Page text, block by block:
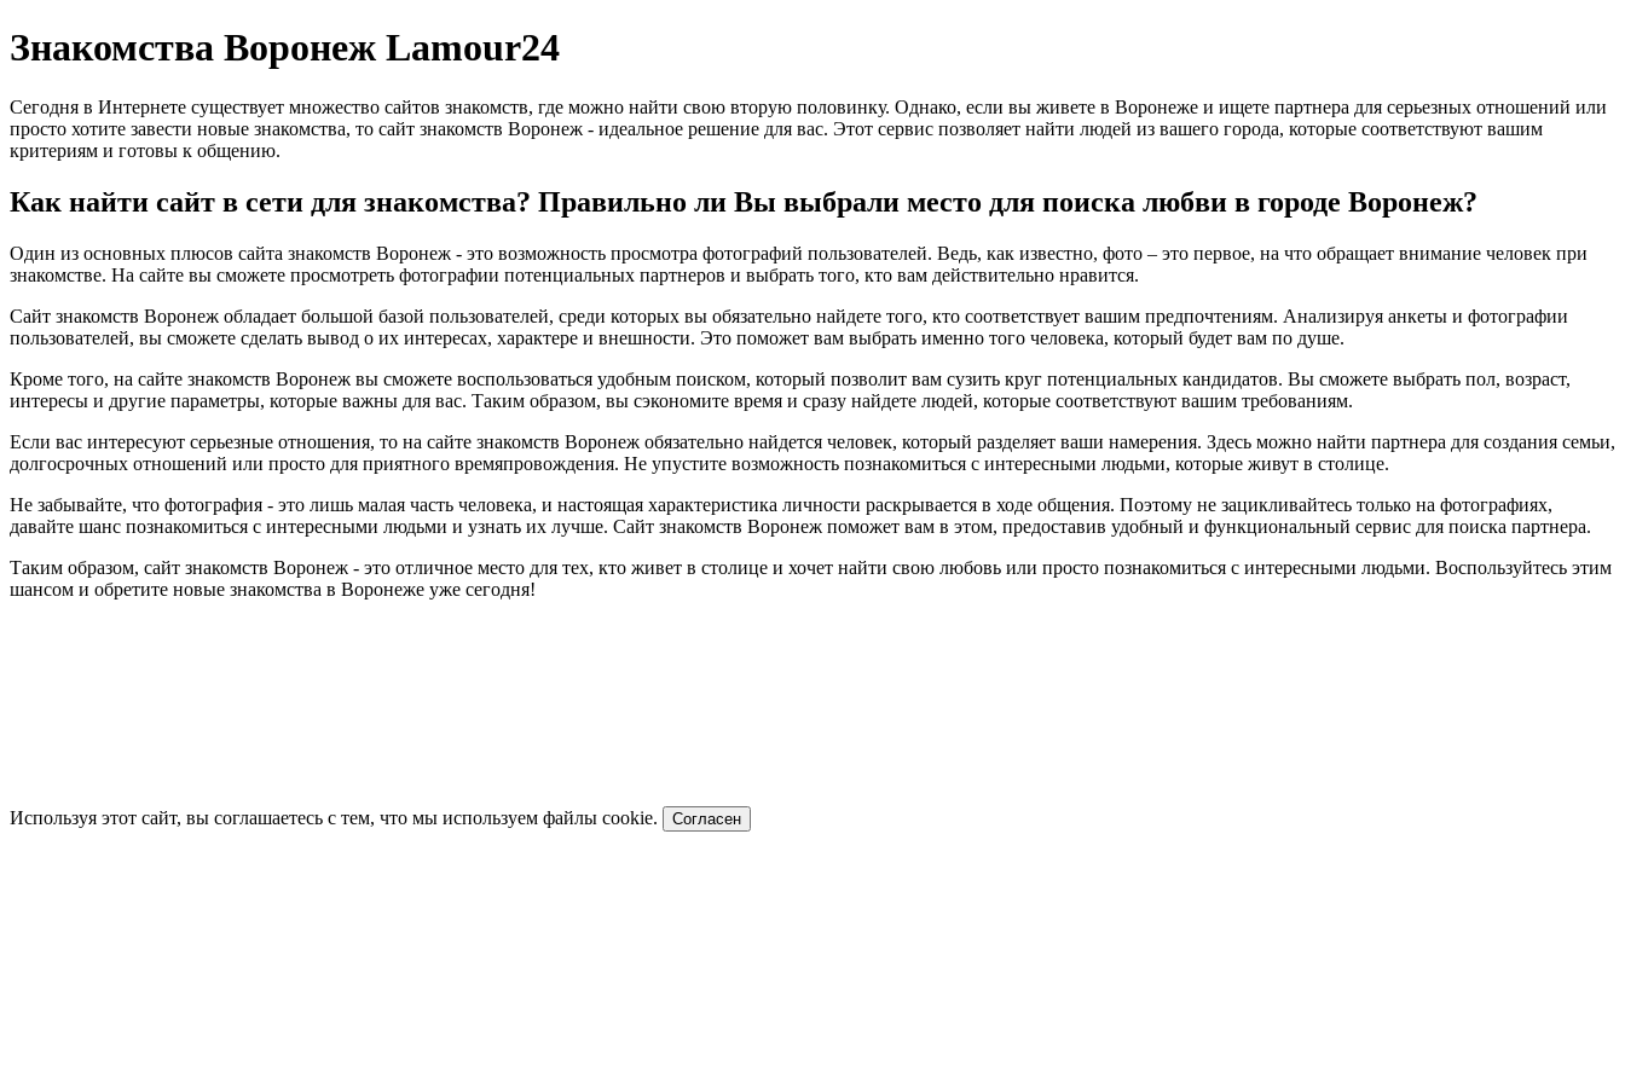
Знакомства Воронеж Lamour24
Сегодня в Интернете существует множество сайтов знакомств, где можно найти свою вторую половинку. Однако, если вы живете в Воронеже и ищете партнера для серьезных отношений или
просто хотите завести новые знакомства, то сайт знакомств Воронеж - идеальное решение для вас. Этот сервис позволяет найти людей из вашего города, которые соответствуют вашим
критериям и готовы к общению.
Как найти сайт в сети для знакомства? Правильно ли Вы выбрали место для поиска любви в городе Воронеж?
Один из основных плюсов сайта знакомств Воронеж - это возможность просмотра фотографий пользователей. Ведь, как известно, фото – это первое, на что обращает внимание человек при
знакомстве. На сайте вы сможете просмотреть фотографии потенциальных партнеров и выбрать того, кто вам действительно нравится.
Сайт знакомств Воронеж обладает большой базой пользователей, среди которых вы обязательно найдете того, кто соответствует вашим предпочтениям. Анализируя анкеты и фотографии
пользователей, вы сможете сделать вывод о их интересах, характере и внешности. Это поможет вам выбрать именно того человека, который будет вам по душе.
Кроме того, на сайте знакомств Воронеж вы сможете воспользоваться удобным поиском, который позволит вам сузить круг потенциальных кандидатов. Вы сможете выбрать пол, возраст,
интересы и другие параметры, которые важны для вас. Таким образом, вы сэкономите время и сразу найдете людей, которые соответствуют вашим требованиям.
Если вас интересуют серьезные отношения, то на сайте знакомств Воронеж обязательно найдется человек, который разделяет ваши намерения. Здесь можно найти партнера для создания семьи,
долгосрочных отношений или просто для приятного времяпровождения. Не упустите возможность познакомиться с интересными людьми, которые живут в столице.
Не забывайте, что фотография - это лишь малая часть человека, и настоящая характеристика личности раскрывается в ходе общения. Поэтому не зацикливайтесь только на фотографиях,
давайте шанс познакомиться с интересными людьми и узнать их лучше. Сайт знакомств Воронеж поможет вам в этом, предоставив удобный и функциональный сервис для поиска партнера.
Таким образом, сайт знакомств Воронеж - это отличное место для тех, кто живет в столице и хочет найти свою любовь или просто познакомиться с интересными людьми. Воспользуйтесь этим
шансом и обретите новые знакомства в Воронеже уже сегодня!
Используя этот сайт, вы соглашаетесь с тем, что мы используем файлы cookie. Согласен